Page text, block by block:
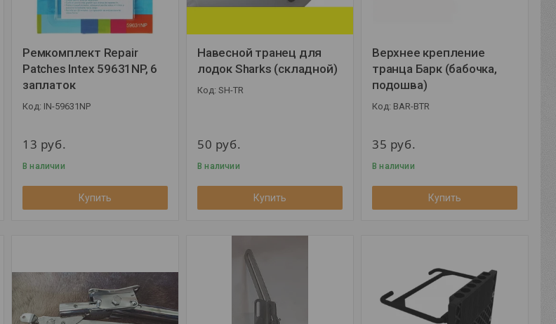
Ремкомплект Repair
Patches Intex 59631NP, 6
заплаток
IN-59631NP
13 руб.
В наличии
Купить
Навесной транец для
лодок Sharks (складной)
SH-TR
50 руб.
В наличии
Купить
Верхнее крепление
транца Барк (бабочка,
подошва)
BAR-BTR
35 руб.
В наличии
Купить